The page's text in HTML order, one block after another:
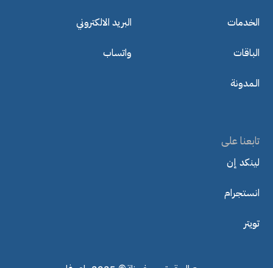
الخدمات
الباقات
الـمدونة
البريد الالكتروني
واتساب
تابعنا على
لينكد إن
انستجرام
تويتر